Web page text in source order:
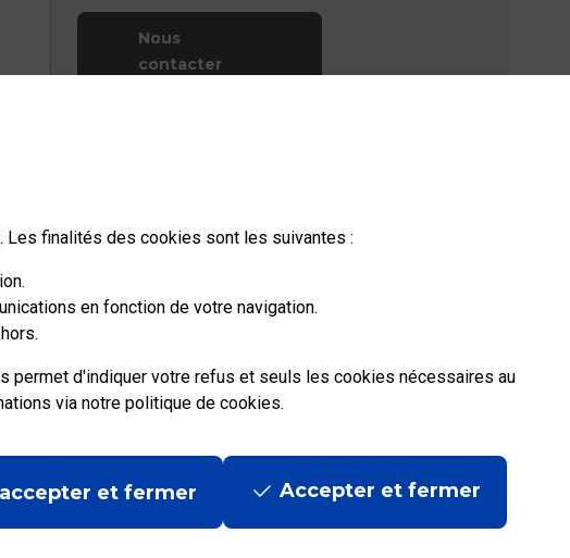
finalités des cookies sont les suivantes :
en fonction de votre navigation.
permet d'indiquer votre refus et seuls les cookies nécessaires au
via notre politique de cookies.
et fermer Accepter et fermer
Nous
contacter
|Conditions contractuelles|Mentions légales|Données personnelles et cookies